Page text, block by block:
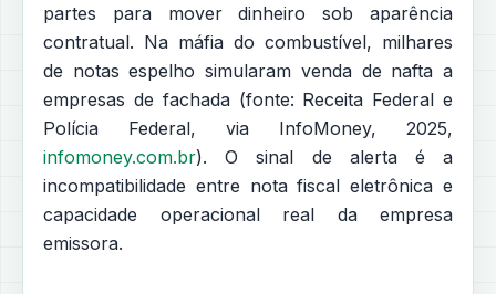
partes para mover dinheiro sob aparência
contratual. Na máfia do combustível, milhares
de notas espelho simularam venda de nafta a
empresas de fachada (fonte: Receita Federal e
Polícia Federal, via InfoMoney, 2025,
infomoney.com.br). O sinal de alerta é a
incompatibilidade entre nota fiscal eletrônica e
capacidade operacional real da empresa
emissora.